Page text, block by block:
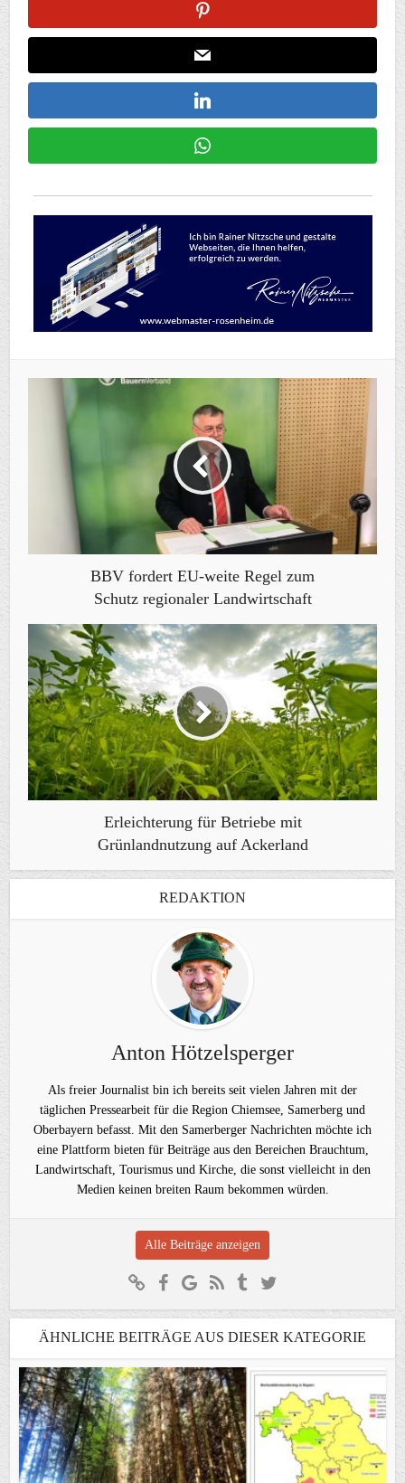
BBV fordert EU-weite Regel zum
Schutz regionaler Landwirtschaft
Erleichterung für Betriebe mit
Grünlandnutzung auf Ackerland
REDAKTION
Anton Hötzelsperger
Als freier Journalist bin ich bereits seit vielen Jahren mit der
täglichen Pressearbeit für die Region Chiemsee, Samerberg und
Oberbayern befasst. Mit den Samerberger Nachrichten möchte ich
eine Plattform bieten für Beiträge aus den Bereichen Brauchtum,
Landwirtschaft, Tourismus und Kirche, die sonst vielleicht in den
Medien keinen breiten Raum bekommen würden.
Alle Beiträge anzeigen
ÄHNLICHE BEITRÄGE AUS DIESER KATEGORIE